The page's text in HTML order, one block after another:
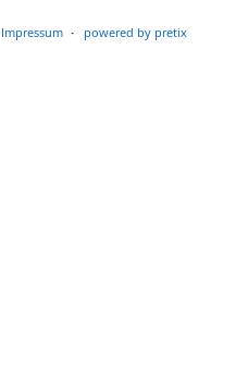
Impressum powered by pretix